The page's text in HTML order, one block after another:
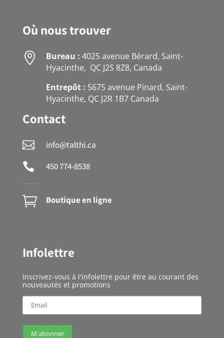
Où nous trouver
 Bureau : 4025 avenue Bérard, Saint-
Hyacinthe, QC J2S 8Z8, Canada
Entrepôt : 5675 avenue Pinard, Saint-
Hyacinthe, QC J2R 1B7 Canada
Contact
 info@talthi.ca
 450 774-8538
 Boutique en ligne
Infolettre
Inscrivez-vous à l'infolettre pour être au courant des
nouveautés et promotions